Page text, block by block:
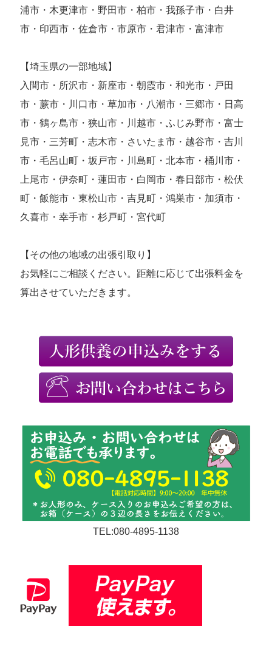
浦市・木更津市・野田市・柏市・我孫子市・白井
市・印西市・佐倉市・市原市・君津市・富津市
【埼玉県の一部地域】
入間市・所沢市・新座市・朝霞市・和光市・戸田
市・蕨市・川口市・草加市・八潮市・三郷市・日高
市・鶴ヶ島市・狭山市・川越市・ふじみ野市・富士
見市・三芳町・志木市・さいたま市・越谷市・吉川
市・毛呂山町・坂戸市・川島町・北本市・桶川市・
上尾市・伊奈町・蓮田市・白岡市・春日部市・松伏
町・飯能市・東松山市・吉見町・鴻巣市・加須市・
久喜市・幸手市・杉戸町・宮代町
【その他の地域の出張引取り】
お気軽にご相談ください。距離に応じて出張料金を
算出させていただきます。
TEL:080-4895-1138